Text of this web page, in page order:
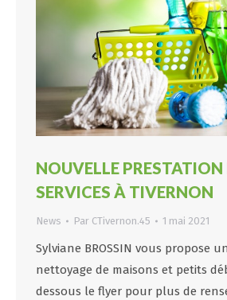
NOUVELLE PRESTATION
SERVICES À TIVERNON
News Par CTivernon.45 1 mai 2021
Sylviane BROSSIN vous propose
nettoyage de maisons et petits
dessous le flyer pour plus de